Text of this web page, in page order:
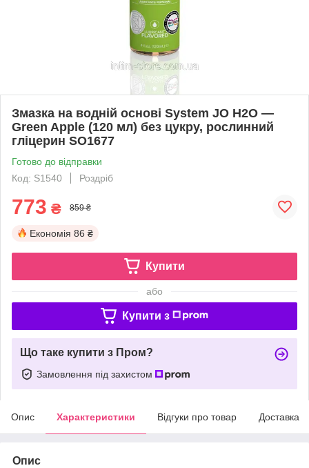
Змазка на водній основі System JO H2O —
Green Apple (120 мл) без цукру, рослинний
гліцерин SO1677
Готово до відправки
Код: S1540
Роздріб
773 ₴ 859 ₴
Економія 86 ₴
Купити
або
Купити з
Що таке купити з Пром?
Замовлення під захистом
Опис Характеристики Відгуки про товар Доставка
Опис